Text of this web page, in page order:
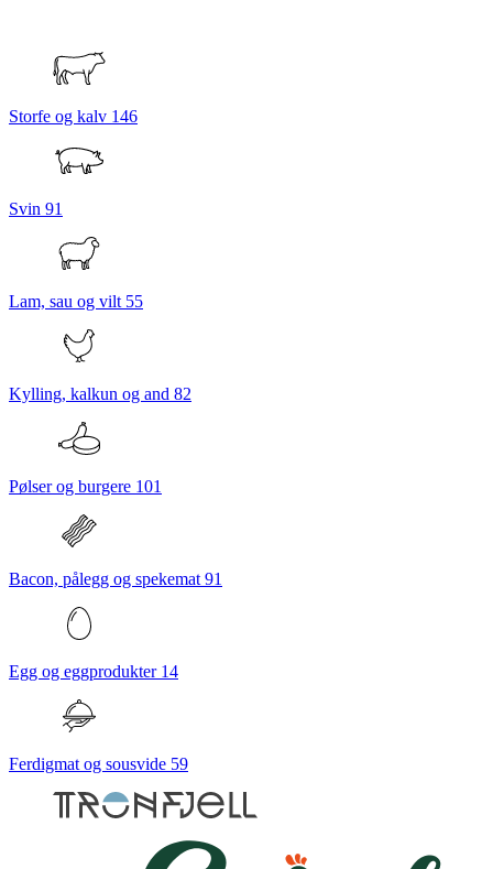
Storfe og kalv 146
Svin 91
Lam, sau og vilt 55
Kylling, kalkun og and 82
Pølser og burgere 101
Bacon, pålegg og spekemat 91
Egg og eggprodukter 14
Ferdigmat og sousvide 59